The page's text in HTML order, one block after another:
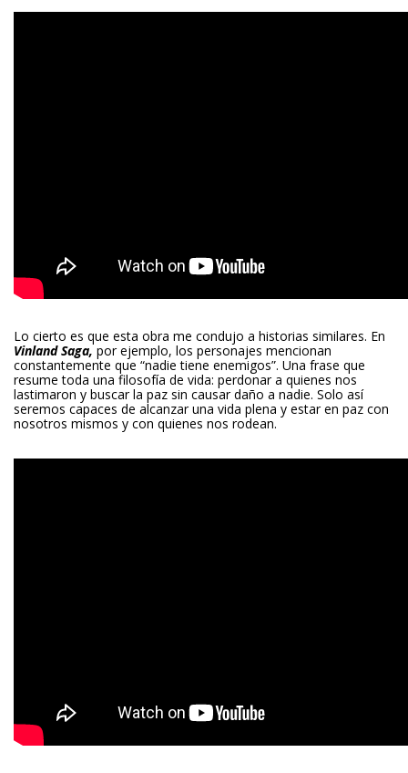
Lo cierto es que esta obra me condujo a historias similares. En
Vinland Saga, por ejemplo, los personajes mencionan
constantemente que “nadie tiene enemigos”. Una frase que
resume toda una filosofía de vida: perdonar a quienes nos
lastimaron y buscar la paz sin causar daño a nadie. Solo así
seremos capaces de alcanzar una vida plena y estar en paz con
nosotros mismos y con quienes nos rodean.